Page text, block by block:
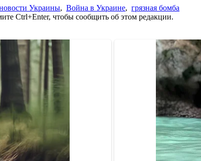
Украины, Война в Украине, грязная бомба
Ctrl+Enter, чтобы сообщить об этом редакции.